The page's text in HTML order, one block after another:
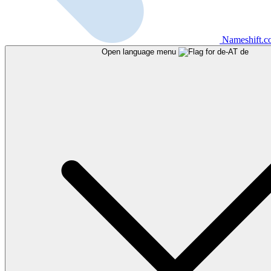
Open language menu de